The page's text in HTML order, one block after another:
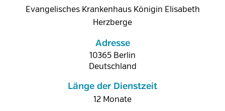
Evangelisches Krankenhaus Königin Elisabeth
Herzberge
Adresse
10365 Berlin
Deutschland
Länge der Dienstzeit
12 Monate